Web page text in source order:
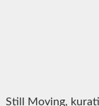
Still Moving,